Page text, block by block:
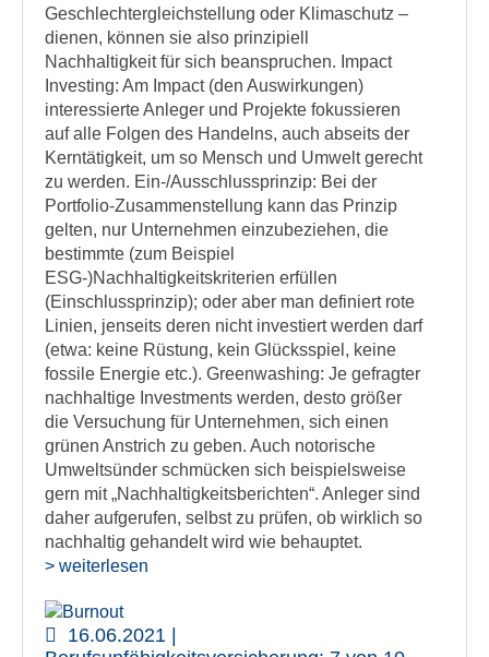
Geschlechtergleichstellung oder Klimaschutz –
dienen, können sie also prinzipiell
Nachhaltigkeit für sich beanspruchen. Impact
Investing: Am Impact (den Auswirkungen)
interessierte Anleger und Projekte fokussieren
auf alle Folgen des Handelns, auch abseits der
Kerntätigkeit, um so Mensch und Umwelt gerecht
zu werden. Ein-/Ausschlussprinzip: Bei der
Portfolio-Zusammenstellung kann das Prinzip
gelten, nur Unternehmen einzubeziehen, die
bestimmte (zum Beispiel
ESG-)Nachhaltigkeitskriterien erfüllen
(Einschlussprinzip); oder aber man definiert rote
Linien, jenseits deren nicht investiert werden darf
(etwa: keine Rüstung, kein Glücksspiel, keine
fossile Energie etc.). Greenwashing: Je gefragter
nachhaltige Investments werden, desto größer
die Versuchung für Unternehmen, sich einen
grünen Anstrich zu geben. Auch notorische
Umweltsünder schmücken sich beispielsweise
gern mit „Nachhaltigkeitsberichten“. Anleger sind
daher aufgerufen, selbst zu prüfen, ob wirklich so
nachhaltig gehandelt wird wie behauptet.
> weiterlesen
16.06.2021 |